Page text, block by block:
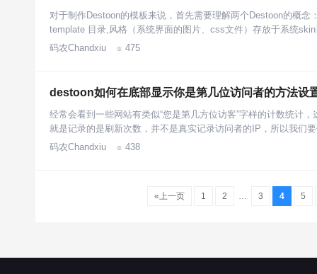
对于制作Destoon的模板来说，首先需要理解两个Destoon的概念
template 目录,风格（系统界面的图片、css文件）存放于系统
码农Chandxiu
 475
destoon如何在底部显示你是第几位访问者的方法设
经常会看到一些网站有类似“您是第几方位访客”字样的计数统计
就是记录的是刷新次数，并不是真实记录访问者的IP，所以我们
码农Chandxiu
 438
«上一页 1 2 3 4 5